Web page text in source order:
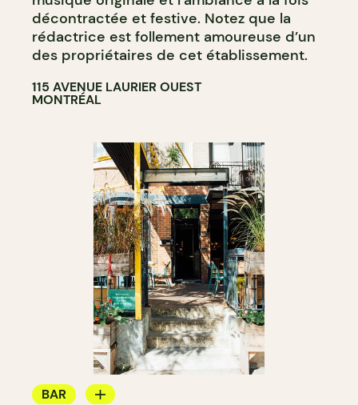
décontractée et festive. Notez que la
rédactrice est follement amoureuse d’un
des propriétaires de cet établissement.
115 AVENUE LAURIER OUEST
MONTRÉAL
BAR